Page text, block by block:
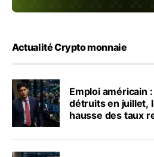
Actualité Crypto monnaie
Emploi américain
détruits en juillet,
hausse des taux